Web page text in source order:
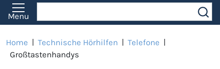
Menu
Home | Technische Hörhilfen | Telefone |
Großtastenhandys